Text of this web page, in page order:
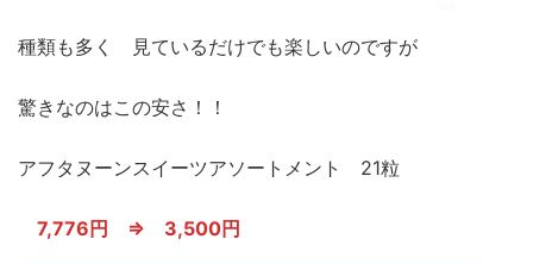
種類も多く 見ているだけでも楽しいのですが
驚きなのはこの安さ！！
アフタヌーンスイーツアソートメント 21粒
7,776円 ⇒ 3,500円